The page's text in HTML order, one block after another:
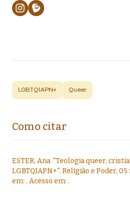
LGBTQIAPN+ Queer
Como citar
ESTER, Ana. "Teologia queer,
LGBTQIAPN+". Religião e Poder, 05
em: . Acesso em: .